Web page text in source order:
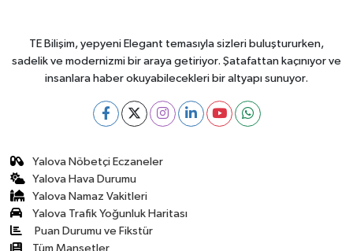
TE Bilişim, yepyeni Elegant temasıyla sizleri buluştururken,
sadelik ve modernizmi bir araya getiriyor. Şatafattan kaçınıyor ve
insanlara haber okuyabilecekleri bir altyapı sunuyor.
Yalova Nöbetçi Eczaneler
Yalova Hava Durumu
Yalova Namaz Vakitleri
Yalova Trafik Yoğunluk Haritası
Puan Durumu ve Fikstür
Tüm Manşetler